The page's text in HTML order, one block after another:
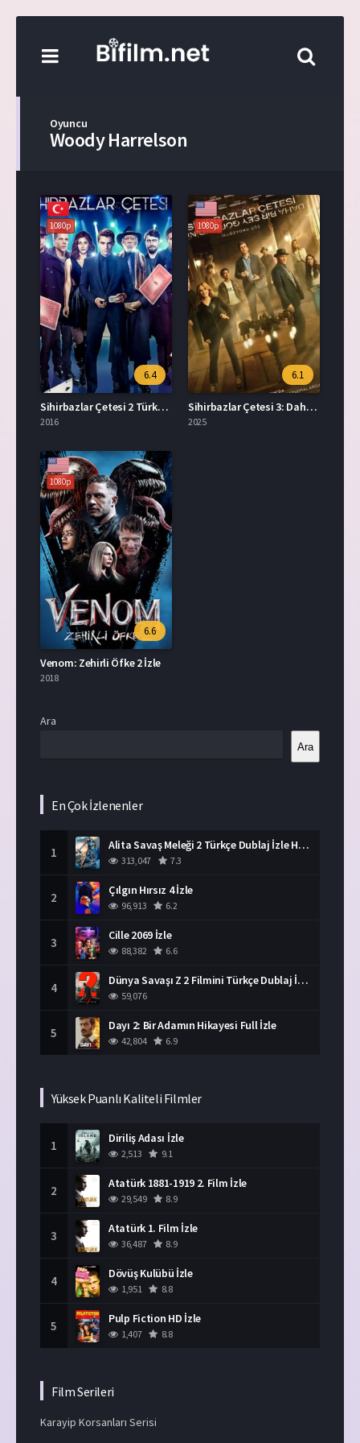
Oyuncu
Woody Harrelson
1080p
6.4
Sihirbazlar Çetesi 2 Türkçe Dublaj İzle
2016
1080p
6.1
Sihirbazlar Çetesi 3: Daha Bir Şey Görmediniz Full İzle
2025
1080p
6.6
Venom: Zehirli Öfke 2 İzle
2018
Ara
Ara
En Çok İzlenenler
1 Alita Savaş Meleği 2 Türkçe Dublaj İzle HD Film
313,047 7.3
2 Çılgın Hırsız 4 İzle
96,913 6.2
3 Cille 2069 İzle
88,382 6.6
4 Dünya Savaşı Z 2 Filmini Türkçe Dublaj İzle
59,076
5 Dayı 2: Bir Adamın Hikayesi Full İzle
42,804 6.9
Yüksek Puanlı Kaliteli Filmler
1 Diriliş Adası İzle
2,513 9.1
2 Atatürk 1881-1919 2. Film İzle
29,549 8.9
3 Atatürk 1. Film İzle
36,487 8.9
4 Dövüş Kulübü İzle
1,951 8.8
5 Pulp Fiction HD İzle
1,407 8.8
Film Serileri
Karayip Korsanları Serisi